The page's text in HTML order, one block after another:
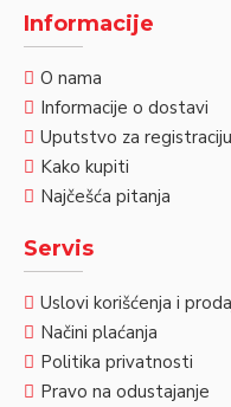
Informacije
O nama
Informacije o dostavi
Uputstvo za registraciju
Kako kupiti
Najčešća pitanja
Servis
Uslovi korišćenja i
Načini plaćanja
Politika privatnosti
Pravo na odustajanje